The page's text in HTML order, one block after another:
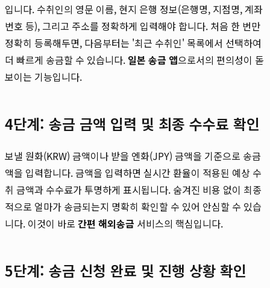
입니다. 수취인의 영문 이름, 현지 은행 정보(은행명, 지점명, 계좌
번호 등), 그리고 주소를 정확하게 입력해야 합니다. 처음 한 번만
정확히 등록해두면, 다음부터는 '최근 수취인' 목록에서 선택하여
더 빠르게 송금할 수 있습니다. 일본 송금 앱으로서의 편의성이 돋
보이는 기능입니다.
4단계: 송금 금액 입력 및 최종 수수료 확인
보낼 원화(KRW) 금액이나 받을 엔화(JPY) 금액을 기준으로 송금
액을 입력합니다. 금액을 입력하면 실시간 환율이 적용된 예상 수
취 금액과 수수료가 투명하게 표시됩니다. 숨겨진 비용 없이 최종
적으로 얼마가 송금되는지 명확히 확인할 수 있어 안심할 수 있습
니다. 이것이 바로 간편 해외송금 서비스의 핵심입니다.
5단계: 송금 신청 완료 및 진행 상황 확인